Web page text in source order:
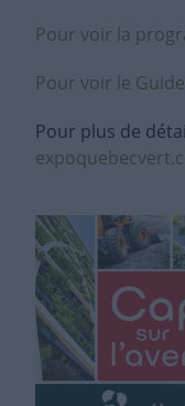
Pour voir la
Pour voir le
Pour plus de